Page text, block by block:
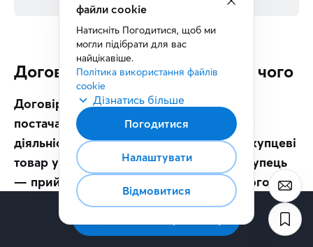
Договір поставки: що це і для чого
Договір поставки — це угода, за якою
постачальник, що веде підприємницьку
діяльність, зобов’язується передати покупцеві
товар у власність у певний строк, а покупець
— прийняти цей товар і сплатити за нього.
Ключова деталь у визначенні: товар купують не
для особистого використання, а для бізнесу.
файли cookie
Натисніть Погодитися, щоб ми
могли підібрати для вас
найцікавіше.
Політика використання файлів
cookie
Дізнатись більше
Погодитися
Налаштувати
Відмовитися